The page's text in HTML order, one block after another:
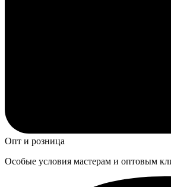
Опт и розница
Особые условия мастерам и оптовым